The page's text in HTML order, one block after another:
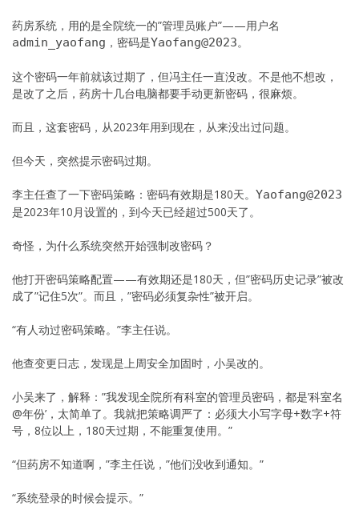
药房系统，用的是全院统一的”管理员账户”——用户名
admin_yaofang ，密码是Yaofang@2023。
这个密码一年前就该过期了，但冯主任一直没改。不是他不想改，
是改了之后，药房十几台电脑都要手动更新密码，很麻烦。
而且，这套密码，从2023年用到现在，从来没出过问题。
但今天，突然提示密码过期。
李主任查了一下密码策略：密码有效期是180天。 Yaofang@2023
是2023年10月设置的，到今天已经超过500天了。
奇怪，为什么系统突然开始强制改密码？
他打开密码策略配置——有效期还是180天，但”密码历史记录”被改
成了”记住5次”。而且，”密码必须复杂性”被开启。
“有人动过密码策略。”李主任说。
他查变更日志，发现是上周安全加固时，小吴改的。
小吴来了，解释：”我发现全院所有科室的管理员密码，都是’科室名
@年份’，太简单了。我就把策略调严了：必须大小写字母+数字+符
号，8位以上，180天过期，不能重复使用。”
“但药房不知道啊，”李主任说，”他们没收到通知。”
“系统登录的时候会提示。”